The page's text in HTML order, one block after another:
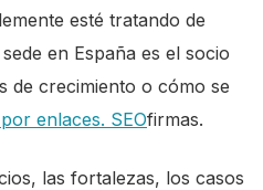
esté tratando de
en España es el socio
de crecimiento o cómo se
enlaces. SEOfirmas.
las fortalezas, los casos